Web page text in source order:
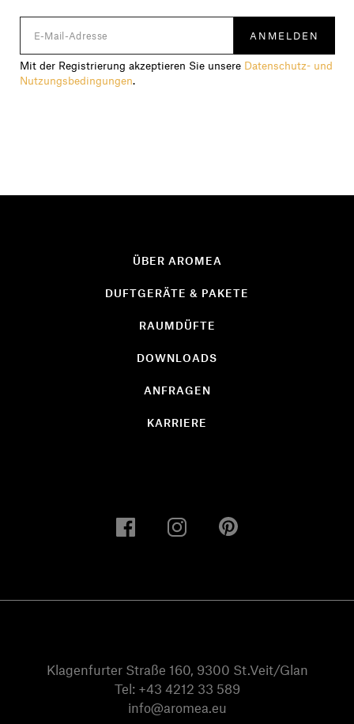
Mit der Registrierung akzeptieren Sie unsere Datenschutz- und
Nutzungsbedingungen.
ÜBER AROMEA
DUFTGERÄTE & PAKETE
RAUMDÜFTE
DOWNLOADS
ANFRAGEN
KARRIERE
Klagenfurter Straße 160, 9300 St.Veit/Glan
Tel: +43 4212 33 589
info@aromea.eu